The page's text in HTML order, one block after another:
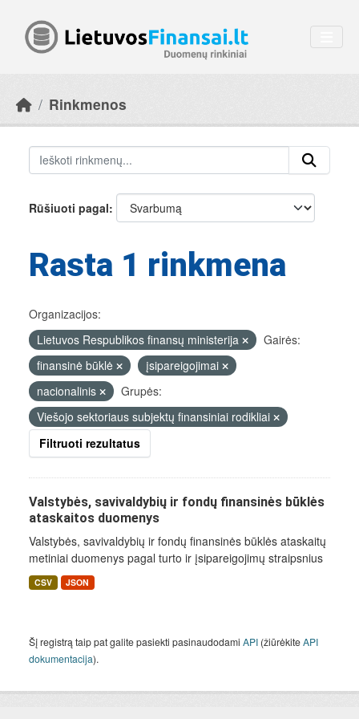
Rinkmenos
Rūšiuoti pagal
Rasta 1 rinkmena
Organizacijos:
Lietuvos Respublikos finansų ministerija
Gairės:
finansinė būklė
įsipareigojimai
nacionalinis
Grupės:
Viešojo sektoriaus subjektų finansiniai rodikliai
Filtruoti rezultatus
Valstybės, savivaldybių ir fondų finansinės būklės
ataskaitos duomenys
Valstybės, savivaldybių ir fondų finansinės būklės ataskaitų
metiniai duomenys pagal turto ir įsipareigojimų straipsnius
CSV JSON
Šį registrą taip pat galite pasiekti pasinaudodami API (žiūrėkiteAPI
dokumentacija).